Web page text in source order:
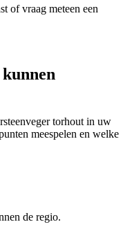
of vraag meteen een
torhout in uw
meespelen en welke
de regio.